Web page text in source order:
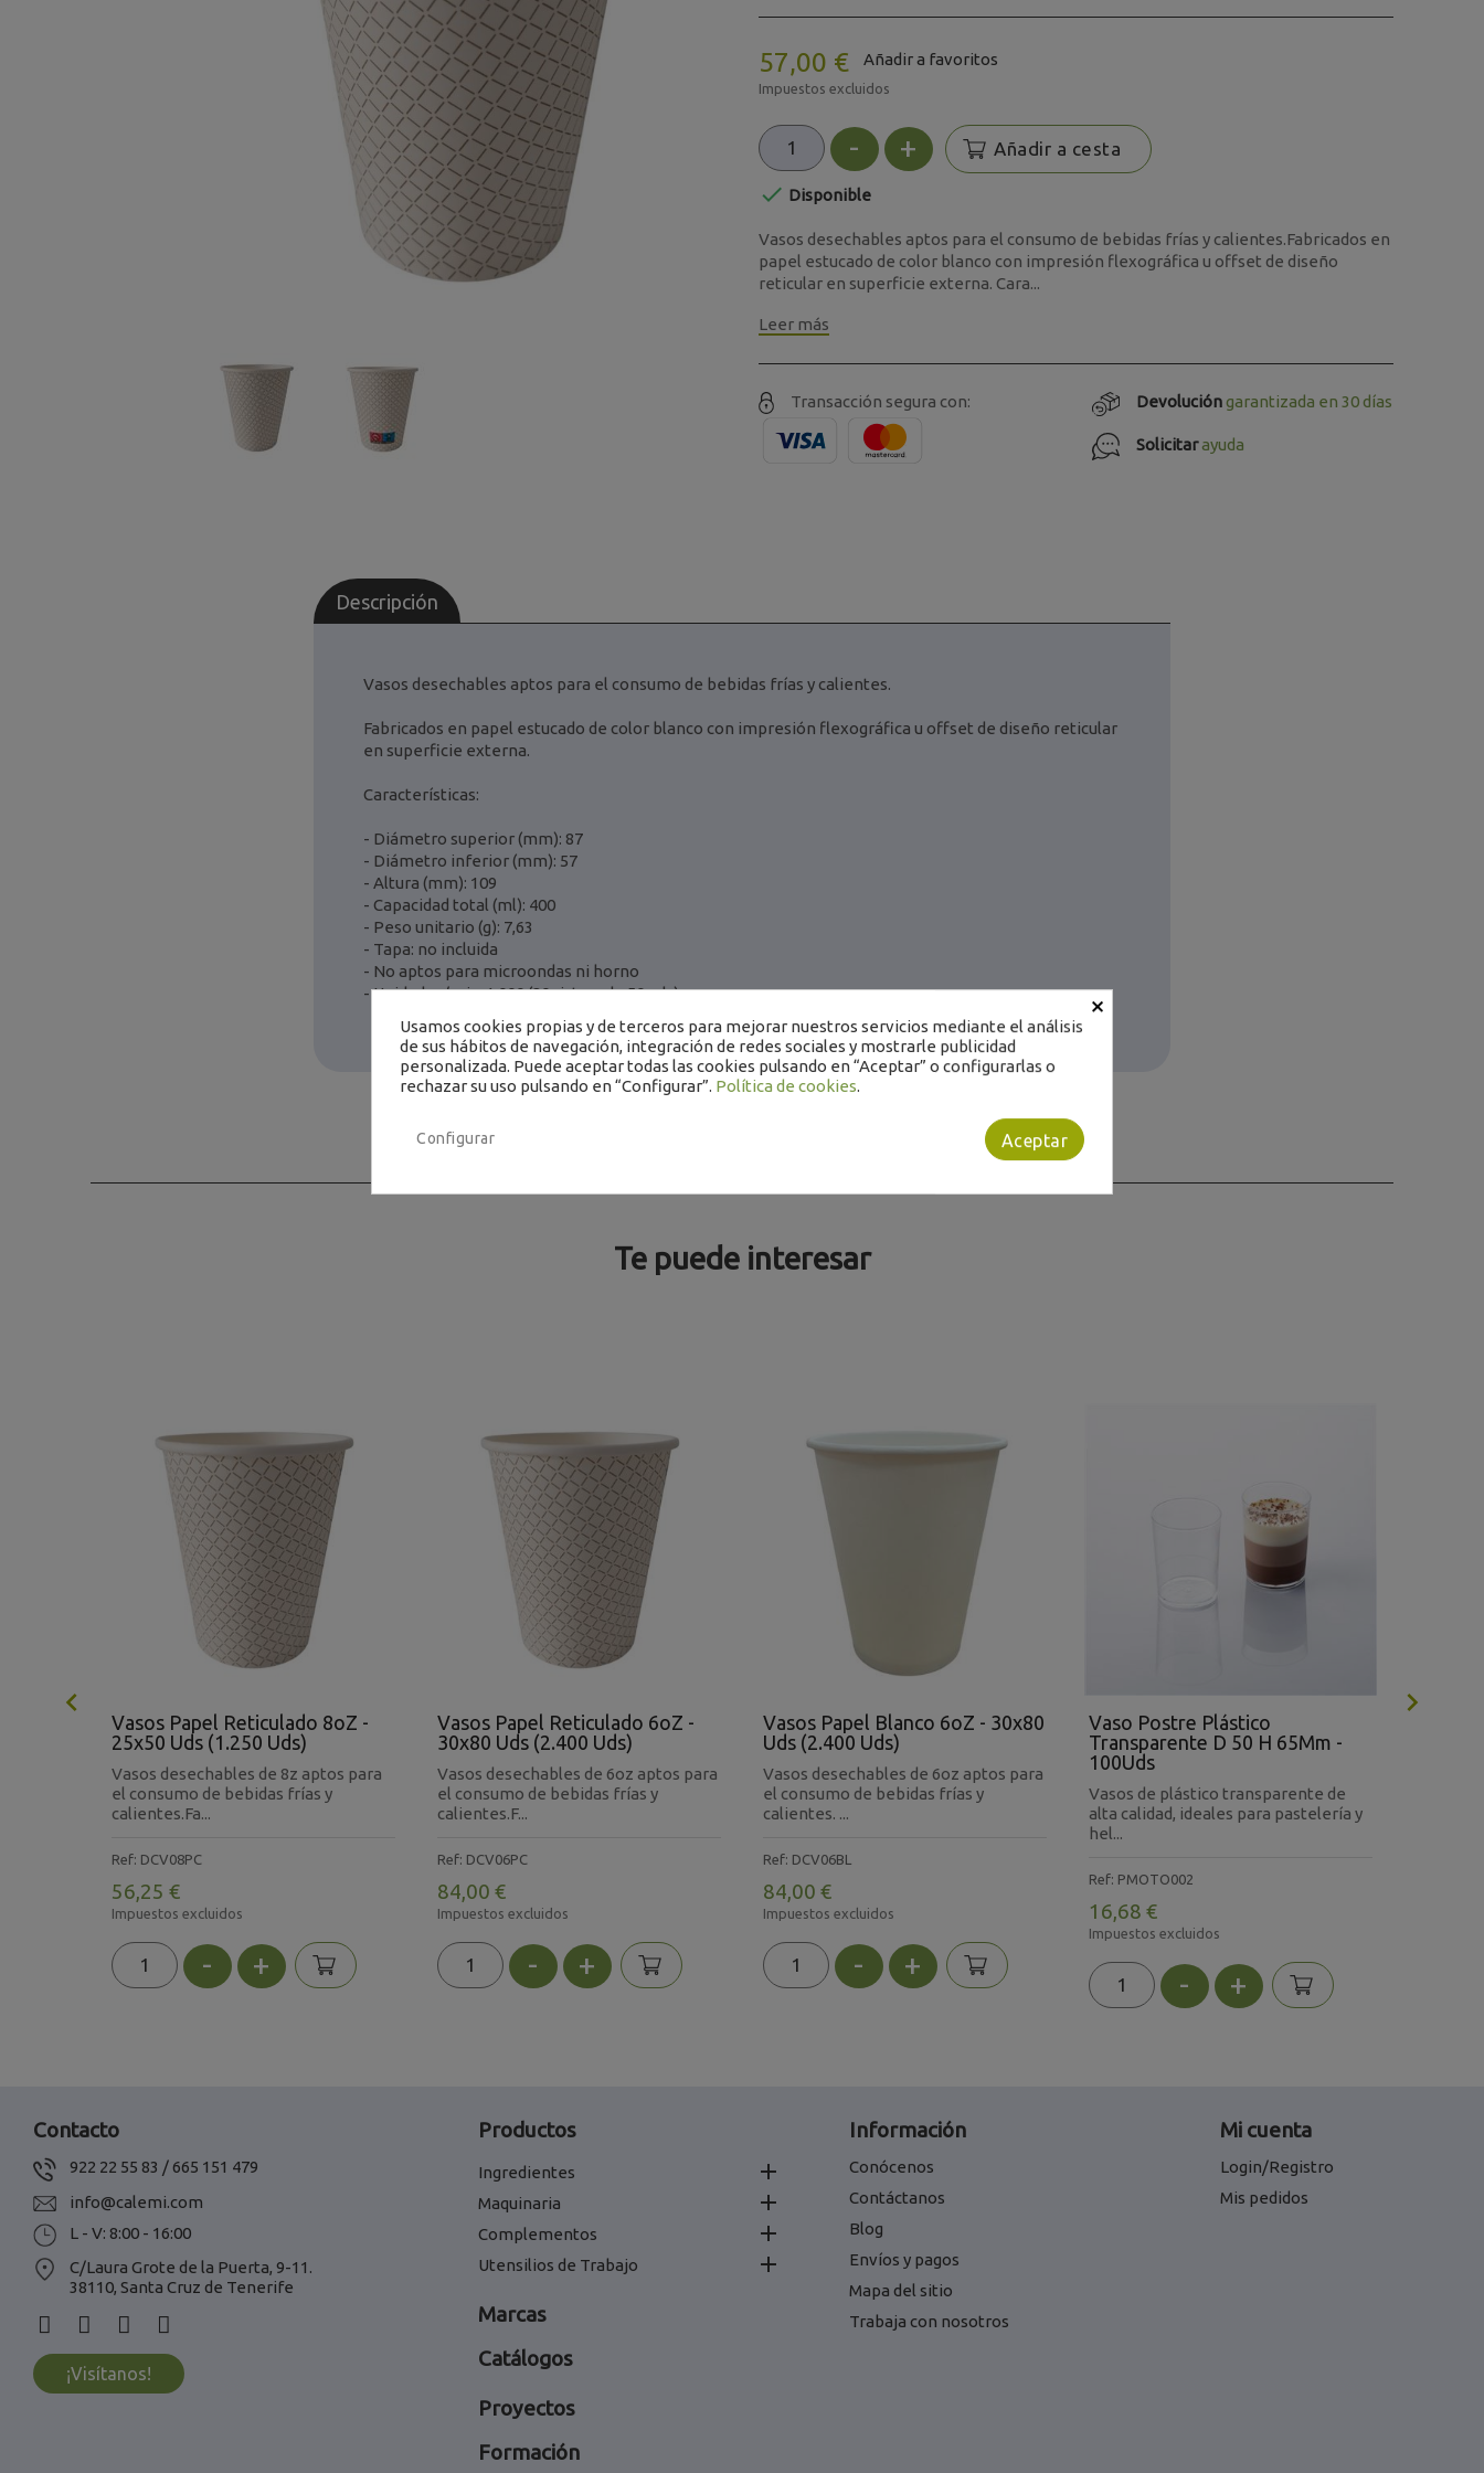
57,00 € Añadir a favoritos
Impuestos excluidos
- + Añadir a cesta
 Disponible
Vasos desechables aptos para el consumo de bebidas frías y calientes.Fabricados en
papel estucado de color blanco con impresión flexográfica u offset de diseño
reticular en superficie externa. Cara...
Leer más
Transacción segura con: Devolucióngarantizada en 30 días
Solicitarayuda
Descripción
Vasos desechables aptos para el consumo de bebidas frías y calientes.
Fabricados en papel estucado de color blanco con impresión flexográfica u offset de diseño reticular
en superficie externa.
Características:
- Diámetro superior (mm): 87
- Diámetro inferior (mm): 57
- Altura (mm): 109
- Capacidad total (ml): 400
- Peso unitario (g): 7,63
- Tapa: no incluida
- No aptos para microondas ni horno
- Unidades/caja: 1.000 (20 ristras de 50 uds)
Te puede interesar

Vasos Papel Reticulado 8oZ -
25x50 Uds (1.250 Uds)
Vasos desechables de 8z aptos para
el consumo de bebidas frías y
calientes.Fa...
Ref: DCV08PC
56,25 €
Impuestos excluidos
- +
Vasos Papel Reticulado 6oZ -
30x80 Uds (2.400 Uds)
Vasos desechables de 6oz aptos para
el consumo de bebidas frías y
calientes.F...
Ref: DCV06PC
84,00 €
Impuestos excluidos
- +
Vasos Papel Blanco 6oZ - 30x80
Uds (2.400 Uds)
Vasos desechables de 6oz aptos para
el consumo de bebidas frías y
calientes. ...
Ref: DCV06BL
84,00 €
Impuestos excluidos
- +
Vaso Postre Plástico
Transparente D 50 H 65Mm -
100Uds
Vasos de plástico transparente de
alta calidad, ideales para pastelería y
hel...
Ref: PMOTO002
16,68 €
Impuestos excluidos
- +

Contacto
922 22 55 83 / 665 151 479
info@calemi.com
L - V: 8:00 - 16:00
C/Laura Grote de la Puerta, 9-11.
38110, Santa Cruz de Tenerife
¡Visítanos!
Productos
Ingredientes 
Maquinaria 
Complementos 
Utensilios de Trabajo 
Marcas
Catálogos
Proyectos
Formación
Información
Conócenos
Contáctanos
Blog
Envíos y pagos
Mapa del sitio
Trabaja con nosotros
Mi cuenta
Login/Registro
Mis pedidos
×
Usamos cookies propias y de terceros para mejorar nuestros servicios mediante el análisis
de sus hábitos de navegación, integración de redes sociales y mostrarle publicidad
personalizada. Puede aceptar todas las cookies pulsando en “Aceptar” o configurarlas o
rechazar su uso pulsando en “Configurar”. Política de cookies.
Aceptar
Configurar